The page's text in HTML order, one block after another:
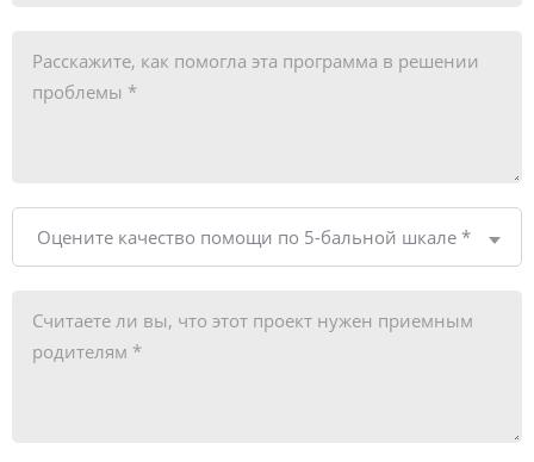
Оцените качество помощи по 5-бальной шкале *